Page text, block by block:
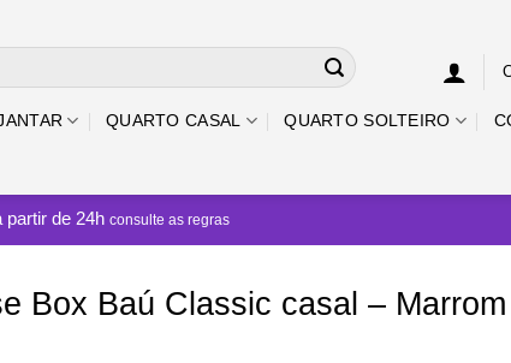
QUARTO CASAL QUARTO SOLTEIRO
partir de 24h consulte as regras
Box Baú Classic casal –